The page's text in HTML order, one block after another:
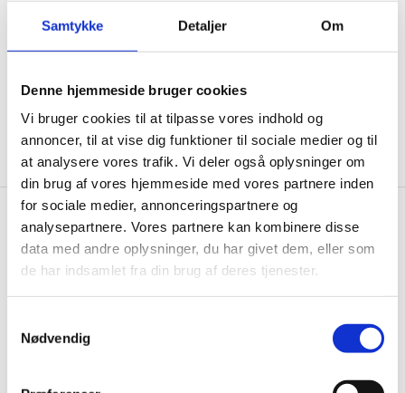
Samtykke Detaljer Om
Denne hjemmeside bruger cookies
Vi bruger cookies til at tilpasse vores indhold og
annoncer, til at vise dig funktioner til sociale medier og til
at analysere vores trafik. Vi deler også oplysninger om
din brug af vores hjemmeside med vores partnere inden
for sociale medier, annonceringspartnere og
analysepartnere. Vores partnere kan kombinere disse
data med andre oplysninger, du har givet dem, eller som
de har indsamlet fra din brug af deres tjenester.
Nødvendig
Ja tak, tilmeld mig
Gastrobutikken.dk
Gastrobutikken ApS
CVR: 38952986